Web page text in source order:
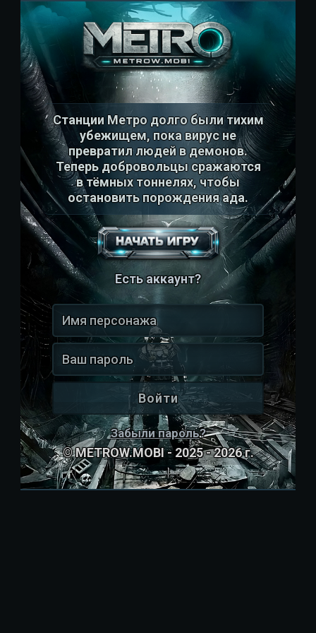
Станции Метро долго были тихим
убежищем, пока вирус не
превратил людей в демонов.
Теперь добровольцы сражаются
в тёмных тоннелях, чтобы
остановить порождения ада.
Есть аккаунт?
Забыли пароль?
© METROW.MOBI - 2025 - 2026 г.